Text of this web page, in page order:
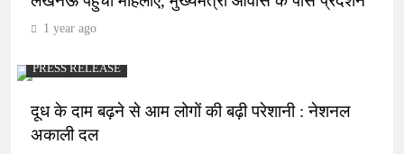
1 year ago
PRESS RELEASE
दूध के दाम बढ़ने से आम लोगों की बढ़ी परेशानी : नेशनल
अकाली दल